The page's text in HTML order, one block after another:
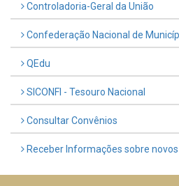
Controladoria-Geral da União
Confederação Nacional de
QEdu
SICONFI - Tesouro Nacional
Consultar Convênios
Receber Informações sobre